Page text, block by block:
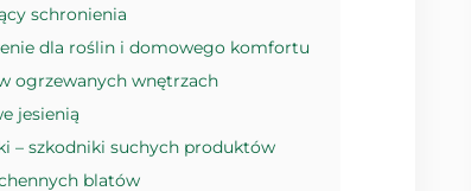
schronienia
dla roślin i domowego komfortu
ogrzewanych wnętrzach
jesienią
– szkodniki suchych produktów
blatów